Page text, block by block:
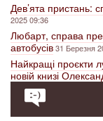
Дев’ята пристань:
2025 09:36
Любарт, справа
автобусів31 Березня
Найкращі проєкти
новій книзі